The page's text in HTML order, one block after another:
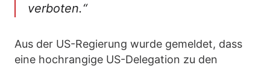
verboten.“
Aus der US-Regierung wurde gemeldet, dass
eine hochrangige US-Delegation zu den